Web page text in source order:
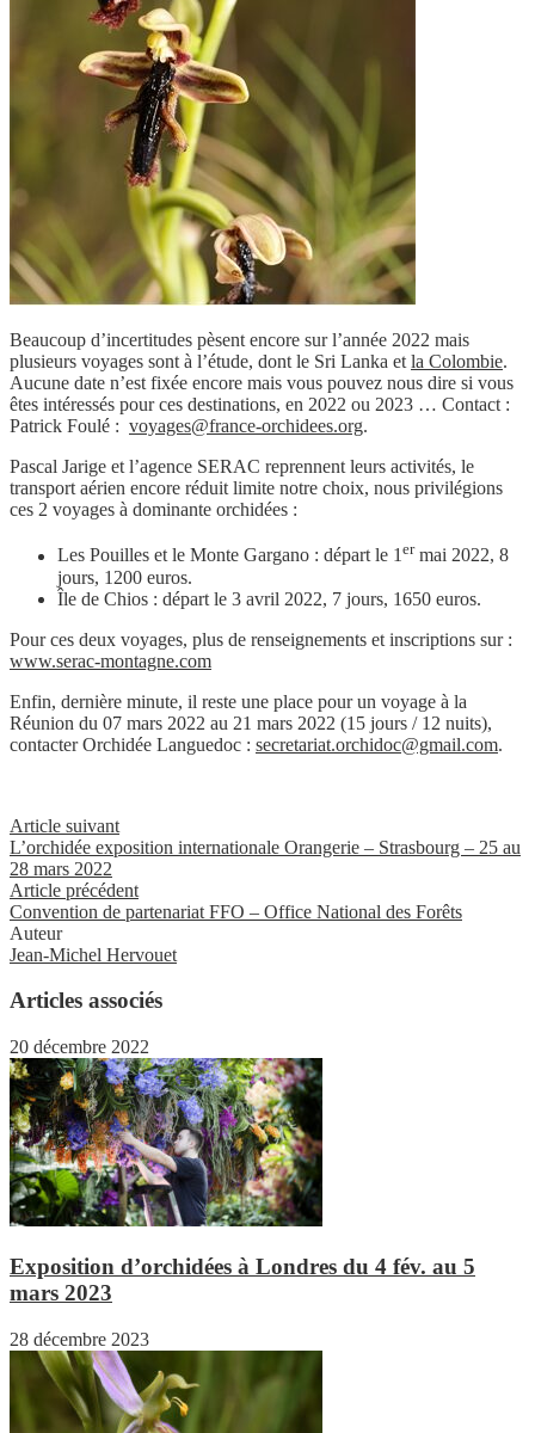
Beaucoup d’incertitudes pèsent encore sur l’année 2022 mais
plusieurs voyages sont à l’étude, dont le Sri Lanka etla Colombie.
Aucune date n’est fixée encore mais vous pouvez nous dire si vous
êtes intéressés pour ces destinations, en 2022 ou 2023 … Contact :
Patrick Foulé : voyages@france-orchidees.org.
Pascal Jarige et l’agence SERAC reprennent leurs activités, le
transport aérien encore réduit limite notre choix, nous privilégions
ces 2 voyages à dominante orchidées :
Les Pouilles et le Monte Gargano : départ le 1ermai 2022, 8
jours, 1200 euros.
Île de Chios : départ le 3 avril 2022, 7 jours, 1650 euros.
Pour ces deux voyages, plus de renseignements et inscriptions sur :
www.serac-montagne.com
Enfin, dernière minute, il reste une place pour un voyage à la
Réunion du 07 mars 2022 au 21 mars 2022 (15 jours / 12 nuits),
contacter Orchidée Languedoc : secretariat.orchidoc@gmail.com.
Article suivant
L’orchidée exposition internationale Orangerie – Strasbourg – 25 au
28 mars 2022
Article précédent
Convention de partenariat FFO – Office National des Forêts
Auteur
Jean-Michel Hervouet
Articles associés
20 décembre 2022
Exposition d’orchidées à Londres du 4 fév. au 5
mars 2023
28 décembre 2023